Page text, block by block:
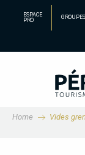
principal
ESPACE
PRO
GROUPES
Home Vides